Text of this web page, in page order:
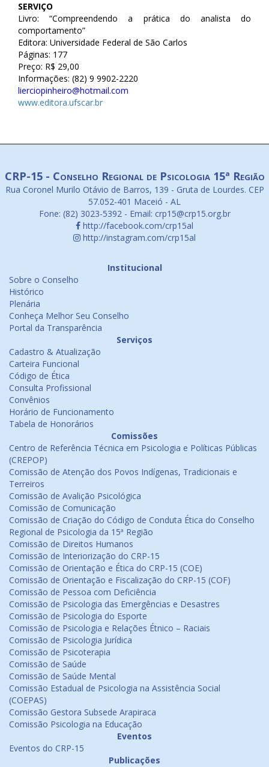
SERVIÇO
Livro: “Compreendendo a prática do analista do
comportamento”
Editora: Universidade Federal de São Carlos
Páginas: 177
Preço: R$ 29,00
Informações: (82) 9 9902-2220
lierciopinheiro@hotmail.com
www.editora.ufscar.br
CRP-15 - Conselho Regional de Psicologia 15ª Região
Rua Coronel Murilo Otávio de Barros, 139 - Gruta de Lourdes. CEP
57.052-401 Maceió - AL
Fone: (82) 3023-5392 - Email: crp15@crp15.org.br
http://facebook.com/crp15al
http://instagram.com/crp15al
Institucional
Sobre o Conselho
Histórico
Plenária
Conheça Melhor Seu Conselho
Portal da Transparência
Serviços
Cadastro & Atualização
Carteira Funcional
Código de Ética
Consulta Profissional
Convênios
Horário de Funcionamento
Tabela de Honorários
Comissões
Centro de Referência Técnica em Psicologia e Políticas Públicas
(CREPOP)
Comissão de Atenção dos Povos Indígenas, Tradicionais e
Terreiros
Comissão de Avalição Psicológica
Comissão de Comunicação
Comissão de Criação do Código de Conduta Ética do Conselho
Regional de Psicologia da 15ª Região
Comissão de Direitos Humanos
Comissão de Interiorização do CRP-15
Comissão de Orientação e Ética do CRP-15 (COE)
Comissão de Orientação e Fiscalização do CRP-15 (COF)
Comissão de Pessoa com Deficiência
Comissão de Psicologia das Emergências e Desastres
Comissão de Psicologia do Esporte
Comissão de Psicologia e Relações Étnico – Raciais
Comissão de Psicologia Jurídica
Comissão de Psicoterapia
Comissão de Saúde
Comissão de Saúde Mental
Comissão Estadual de Psicologia na Assistência Social
(COEPAS)
Comissão Gestora Subsede Arapiraca
Comissão Psicologia na Educação
Eventos
Eventos do CRP-15
Publicações